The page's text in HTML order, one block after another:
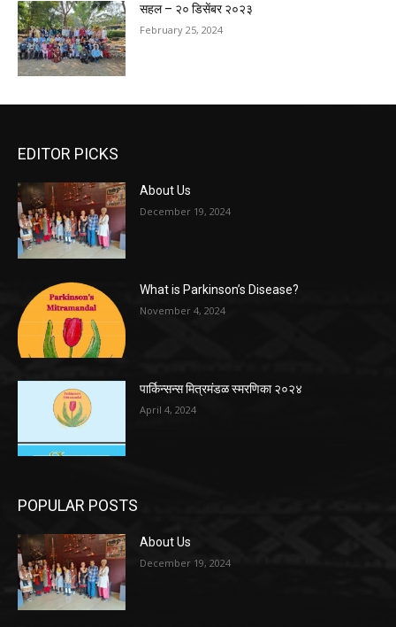
सहल – २० डिसेंबर २०२३
February 25, 2024
EDITOR PICKS
About Us
December 19, 2024
What is Parkinson’s Disease?
November 4, 2024
पार्किन्सन्स मित्रमंडळ स्मरणिका २०२४
April 4, 2024
POPULAR POSTS
About Us
December 19, 2024